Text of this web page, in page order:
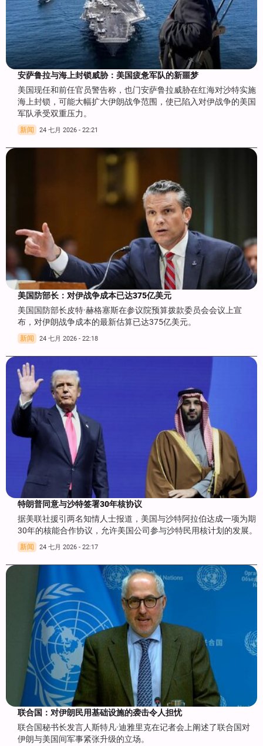
安萨鲁拉与海上封锁威胁：美国疲惫军队的新噩梦
美国现任和前任官员警告称，也门安萨鲁拉威胁在红海对沙特实施
海上封锁，可能大幅扩大伊朗战争范围，使已陷入对伊战争的美国
军队承受双重压力。
新闻 24 七月 2026 - 22:21
美国防部长：对伊战争成本已达375亿美元
美国国防部长皮特·赫格塞斯在参议院预算拨款委员会会议上宣
布，对伊朗战争成本的最新估算已达375亿美元。
新闻 24 七月 2026 - 22:18
特朗普同意与沙特签署30年核协议
据美联社援引两名知情人士报道，美国与沙特阿拉伯达成一项为期
30年的核能合作协议，允许美国公司参与沙特民用核计划的发展。
新闻 24 七月 2026 - 22:17
联合国：对伊朗民用基础设施的袭击令人担忧
联合国秘书长发言人斯特凡·迪雅里克在记者会上阐述了联合国对
伊朗与美国间军事紧张升级的立场。